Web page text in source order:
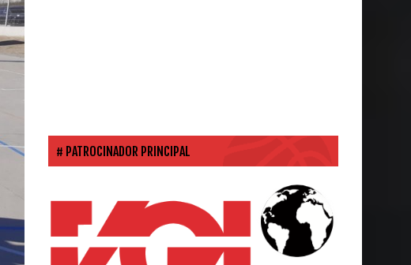
PATROCINADOR PRINCIPAL